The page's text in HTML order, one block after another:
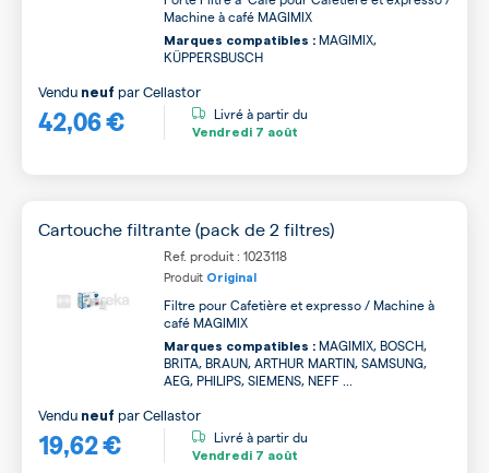
Machine à café MAGIMIX
Marques compatibles : MAGIMIX,
KÜPPERSBUSCH
42,06 €
Vendu neuf parCellastor
Livré à partir du
Vendredi 7 août
Cartouche filtrante (pack de 2 filtres)
Ref. produit : 1023118
Produit Original
Filtre pour Cafetière et expresso / Machine à
café MAGIMIX
Marques compatibles : MAGIMIX, BOSCH,
BRITA, BRAUN, ARTHUR MARTIN, SAMSUNG,
AEG, PHILIPS, SIEMENS, NEFF ...
19,62 €
Vendu neuf parCellastor
Livré à partir du
Vendredi 7 août